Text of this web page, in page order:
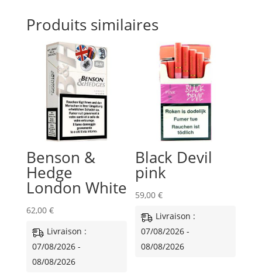
Produits similaires
Benson &
Hedge
London White
62,00 €
Livraison :
07/08/2026 -
08/08/2026
Black Devil
pink
59,00€
Livraison :
07/08/2026 -
08/08/2026